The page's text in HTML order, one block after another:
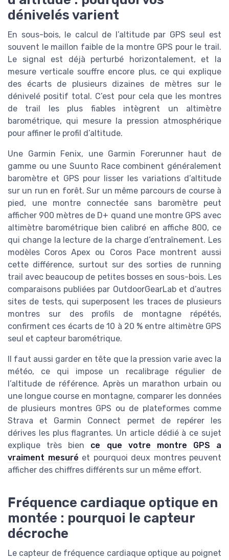
dénivelés varient
En sous-bois, le calcul de l’altitude par GPS seul est
souvent le maillon faible de la montre GPS pour le trail.
Le signal est déjà perturbé horizontalement, et la
mesure verticale souffre encore plus, ce qui explique
des écarts de plusieurs dizaines de mètres sur le
dénivelé positif total. C’est pour cela que les montres
de trail les plus fiables intègrent un altimètre
barométrique, qui mesure la pression atmosphérique
pour affiner le profil d’altitude.
Une Garmin Fenix, une Garmin Forerunner haut de
gamme ou une Suunto Race combinent généralement
baromètre et GPS pour lisser les variations d’altitude
sur un run en forêt. Sur un même parcours de course à
pied, une montre connectée sans baromètre peut
afficher 900 mètres de D+ quand une montre GPS avec
altimètre barométrique bien calibré en affiche 800, ce
qui change la lecture de la charge d’entraînement. Les
modèles Coros Apex ou Coros Pace montrent aussi
cette différence, surtout sur des sorties de running
trail avec beaucoup de petites bosses en sous-bois. Les
comparaisons publiées par OutdoorGearLab et d’autres
sites de tests, qui superposent les traces de plusieurs
montres sur des profils de montagne répétés,
confirment ces écarts de 10 à 20 % entre altimètre GPS
seul et capteur barométrique.
Il faut aussi garder en tête que la pression varie avec la
météo, ce qui impose un recalibrage régulier de
l’altitude de référence. Après un marathon urbain ou
une longue course en montagne, comparer les données
de plusieurs montres GPS ou de plateformes comme
Strava et Garmin Connect permet de repérer les
dérives les plus flagrantes. Un article dédié à ce sujet
explique très bien ce que votre montre GPS a
vraiment mesuré et pourquoi deux montres peuvent
afficher des chiffres différents sur un même effort.
Fréquence cardiaque optique en
montée : pourquoi le capteur
décroche
Le capteur de fréquence cardiaque optique au poignet